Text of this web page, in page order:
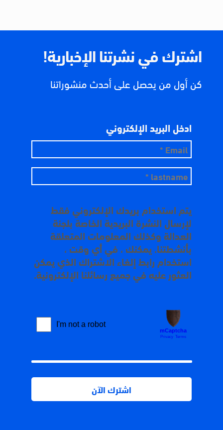
اشترك في نشرتنا الإخبارية!
كن أول من يحصل على أحدث منشوراتنا
ادخل البريد الإلكتروني
يتم استخدام بريدك الإلكتروني فقط
لإرسال النشرة البريدية الخاصة بلجنة
العدالة وكذلك المعلومات المتعلقة
بأنشطتنا. يمكنك ، في أي وقت ،
استخدام رابط إلغاء الاشتراك الذي يمكن
العثور عليه في جميع رسائلنا الإلكترونية.